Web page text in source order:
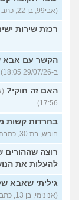
(אבי99, בן 22, כתב ב-29/07/26 18:25)
רכזת שירות
הקשר עם אבא
ב-29/07/26 18:05)
האם זה חוקי?
17:56)
בחרדות קשות
חופש, בת 30, כתבה ב-29/07/26 17:47)
רוצה
להעלות את
גיליתי שאבא
(אנונימי, בן 13, כתב ב-29/07/26 17:25)